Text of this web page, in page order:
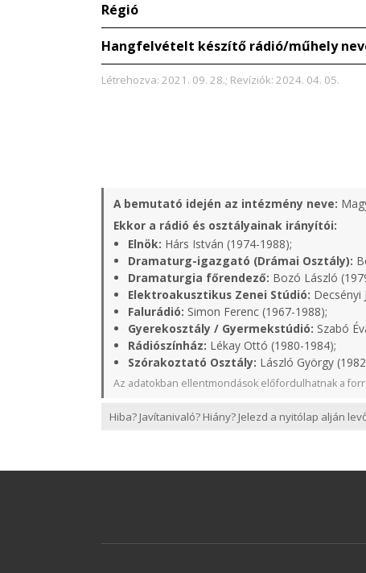
Régió
Hangfelvételt készítő rádió/műhely
Létrehozva: 2021. 09. 28.; Revíziók: 2024. 04. 05.
A bemutató idején az intézmény neve:
Ekkor a rádió és osztályainak irányítói:
Elnök: Hárs István (1974-1988);
Dramaturg-igazgató (Drámai Osztály):
Dramaturgia főrendező: Bozó László
Elektroakusztikus Zenei Stúdió: Decsényi
Falurádió: Simon Ferenc (1967-1988);
Gyerekosztály / Gyermekstúdió: Szabó
Rádiószínház: Lékay Ottó (1980-1984);
Szórakoztató Osztály: László György
Az adatokban ellentmondások előfordulhatnak a
Hiba? Javítanivaló? Hiány? Jelezd a nyitólap alján